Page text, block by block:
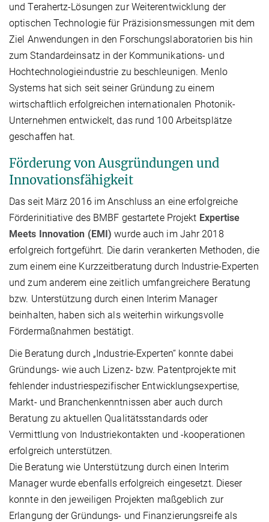
und Terahertz-Lösungen zur Weiterentwicklung der
optischen Technologie für Präzisionsmessungen mit dem
Ziel Anwendungen in den Forschungslaboratorien bis hin
zum Standardeinsatz in der Kommunikations- und
Hochtechnologieindustrie zu beschleunigen. Menlo
Systems hat sich seit seiner Gründung zu einem
wirtschaftlich erfolgreichen internationalen Photonik-
Unternehmen entwickelt, das rund 100 Arbeitsplätze
geschaffen hat.
Förderung von Ausgründungen und
Innovationsfähigkeit
Das seit März 2016 im Anschluss an eine erfolgreiche
Förderinitiative des BMBF gestartete Projekt Expertise
Meets Innovation (EMI) wurde auch im Jahr 2018
erfolgreich fortgeführt. Die darin verankerten Methoden, die
zum einem eine Kurzzeitberatung durch Industrie-Experten
und zum anderem eine zeitlich umfangreichere Beratung
bzw. Unterstützung durch einen Interim Manager
beinhalten, haben sich als weiterhin wirkungsvolle
Fördermaßnahmen bestätigt.
Die Beratung durch „Industrie-Experten“ konnte dabei
Gründungs- wie auch Lizenz- bzw. Patentprojekte mit
fehlender industriespezifischer Entwicklungsexpertise,
Markt- und Branchenkenntnissen aber auch durch
Beratung zu aktuellen Qualitätsstandards oder
Vermittlung von Industriekontakten und -kooperationen
erfolgreich unterstützen.
Die Beratung wie Unterstützung durch einen Interim
Manager wurde ebenfalls erfolgreich eingesetzt. Dieser
konnte in den jeweiligen Projekten maßgeblich zur
Erlangung der Gründungs- und Finanzierungsreife als